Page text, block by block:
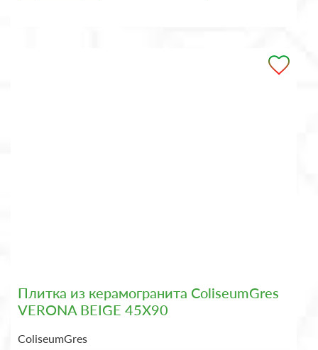
Плитка из керамогранита ColiseumGres
VERONA BEIGE 45X90
ColiseumGres